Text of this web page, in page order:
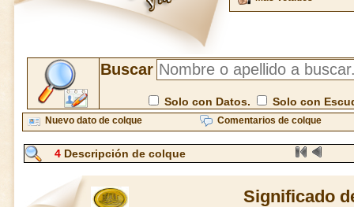
Buscar
Solo con Datos. Solo con
Nuevo dato de colque Comentarios de colque
4Descripción de colque
Significado